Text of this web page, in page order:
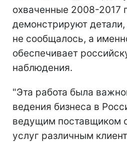
охваченные 2008-2017
демонстрируют
не сообщалось, а
обеспечивает
наблюдения.
"Эта работа была
ведения бизнеса в
ведущим поставщиком
услуг различным